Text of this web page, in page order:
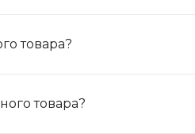
товара?
товара?